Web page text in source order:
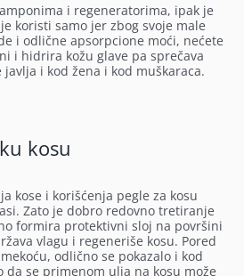
i regeneratorima, ipak je
koristi samo jer zbog svoje male
i odlične apsorpcione moći, nećete
i hidrira kožu glave pa sprečava
i kod žena i kod muškaraca.
kosu
kose i korišćenja pegle za kosu
Zato je dobro redovno tretiranje
formira protektivni sloj na površini
vlagu i regeneriše kosu. Pored
odlično se pokazalo i kod
da se primenom ulja na kosu može